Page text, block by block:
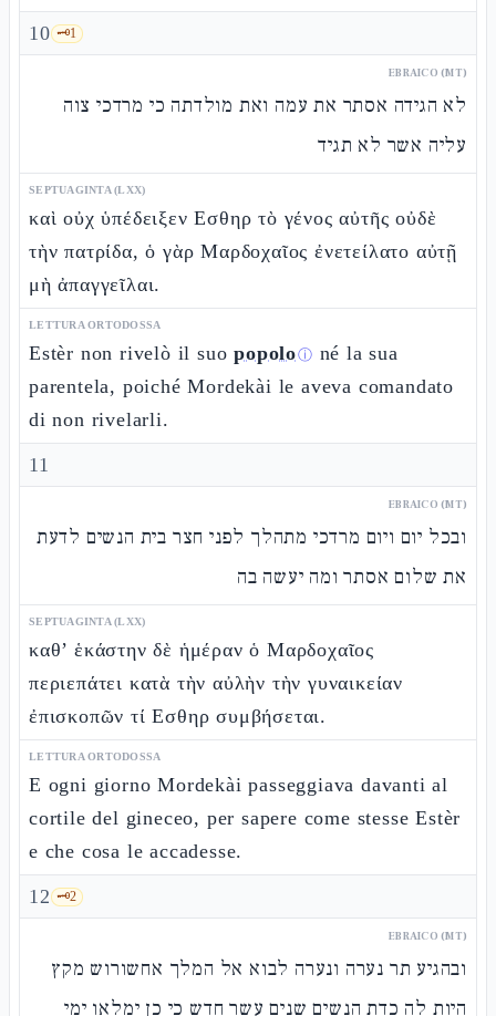
10 🗝️1
EBRAICO (MT)
לא הגידה אסתר את עמה ואת מולדתה כי מרדכי צוה
עליה אשר לא תגיד
SEPTUAGINTA (LXX)
καὶ οὐχ ὑπέδειξεν Εσθηρ τὸ γένος αὐτῆς οὐδὲ
τὴν πατρίδα, ὁ γὰρ Μαρδοχαῖος ἐνετείλατο αὐτῇ
μὴ ἀπαγγεῖλαι.
LETTURA ORTODOSSA
Estèr non rivelò il suopopoloⓘ né la sua
parentela, poiché Mordekài le aveva comandato
di non rivelarli.
11
EBRAICO (MT)
ובכל יום ויום מרדכי מתהלך לפני חצר בית הנשים לדעת
את שלום אסתר ומה יעשה בה
SEPTUAGINTA (LXX)
καθ’ ἑκάστην δὲ ἡμέραν ὁ Μαρδοχαῖος
περιεπάτει κατὰ τὴν αὐλὴν τὴν γυναικείαν
ἐπισκοπῶν τί Εσθηρ συμβήσεται.
LETTURA ORTODOSSA
E ogni giorno Mordekài passeggiava davanti al
cortile del gineceo, per sapere come stesse Estèr
e che cosa le accadesse.
12 🗝️2
EBRAICO (MT)
ובהגיע תר נערה ונערה לבוא אל המלך אחשורוש מקץ
היות לה כדת הנשים שנים עשר חדש כי כן ימלאו ימי